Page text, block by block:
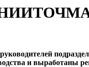
и выработаны